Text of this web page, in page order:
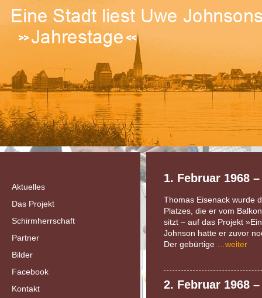
1. Februar 1968
Thomas Eisenack wurde
Platzes, die er vom
sitzt – auf das Projekt
Johnson hatte er zuvor
Der gebürtige
…weiter
2. Februar 1968
Aktuelles
Das Projekt
Schirmherrschaft
Partner
Bilder
Facebook
Kontakt